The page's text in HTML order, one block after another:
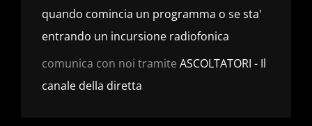
quando comincia un programma o se sta'
entrando un incursione radiofonica
comunica con noi tramite ASCOLTATORI - Il
canale della diretta